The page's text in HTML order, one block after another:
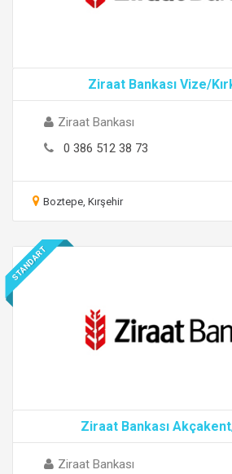
Ziraat Bankası Vize/
Ziraat Bankası
0 386 512 38 73
Boztepe, Kırşehir
STANDART
Ziraat Bankası
Ziraat Bankası